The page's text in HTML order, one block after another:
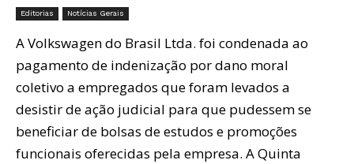
Editorias Notícias Gerais
A Volkswagen do Brasil Ltda. foi condenada ao
pagamento de indenização por dano moral
coletivo a empregados que foram levados a
desistir de ação judicial para que pudessem se
beneficiar de bolsas de estudos e promoções
funcionais oferecidas pela empresa. A Quinta